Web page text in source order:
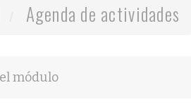
Agenda de actividades